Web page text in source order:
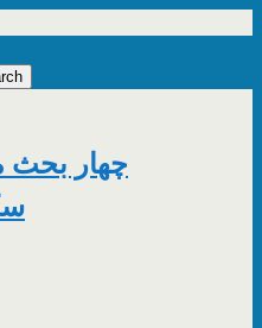
چهار بحث